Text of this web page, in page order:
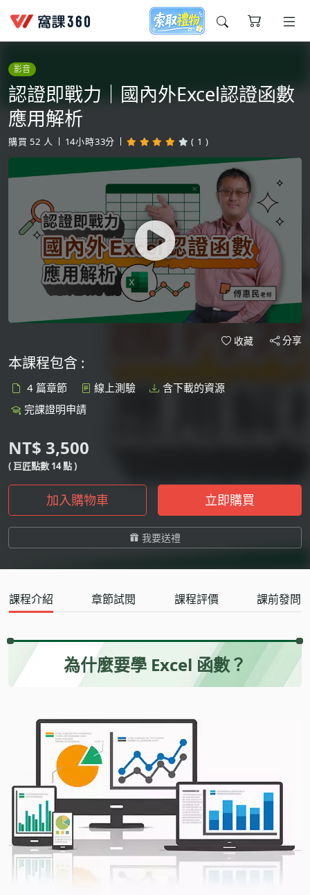
今天想要學什麼?
影音
認證即戰力｜國內外Excel認證函數
應用解析
購買 52 人 14小時33分 ( 1 )
收藏 分享
本課程包含 :
4 篇章節 線上測驗
含下載的資源
完課證明申請
NT$ 3,500
( 巨匠點數 14 點 )
加入購物車 立即購買
我要送禮
課程介紹 章節試閱 課程評價 課前發問
為什麼要學 Excel 函數？